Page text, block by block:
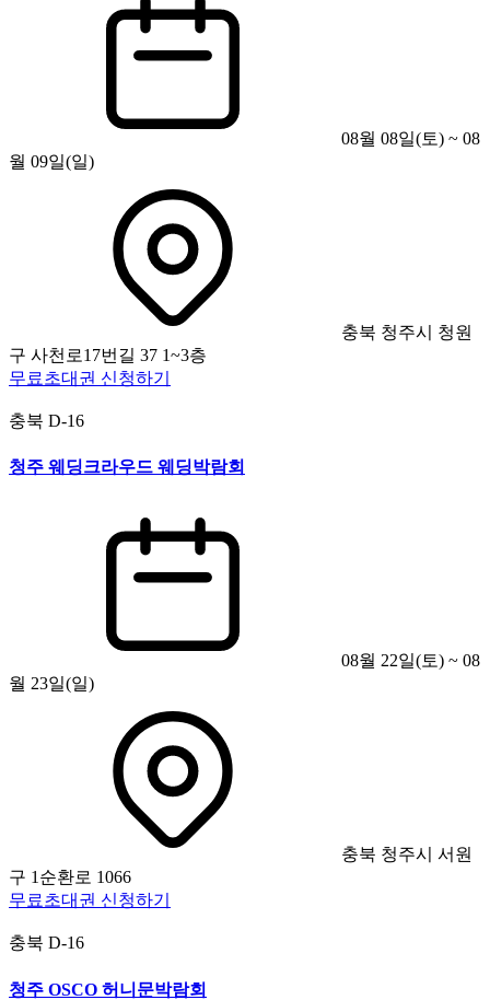
08월 08일(토) ~ 08
월 09일(일)
충북 청주시 청원
구 사천로17번길 37 1~3층
무료초대권 신청하기
충북 D-16
청주 웨딩크라우드 웨딩박람회
08월 22일(토) ~ 08
월 23일(일)
충북 청주시 서원
구 1순환로 1066
무료초대권 신청하기
충북 D-16
청주 OSCO 허니문박람회